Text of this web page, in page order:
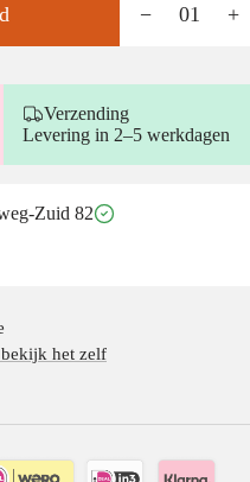
− 01 +
Verzending
Levering in 2–5 werkdagen
Zuid 82
het zelf